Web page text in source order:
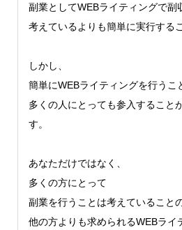
副業としてWEBライティングで副
考えているよりも簡単に実行する
しかし、
簡単にWEBライティングを行うこ
多くの人にとっても参入すること
す。
あなただけではなく、
多くの方にとって
副業を行うことは考えていること
他の方よりも求められるWEBライ